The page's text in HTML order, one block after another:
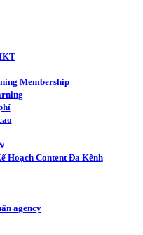
Membership
Hoạch Content Đa Kênh
agency